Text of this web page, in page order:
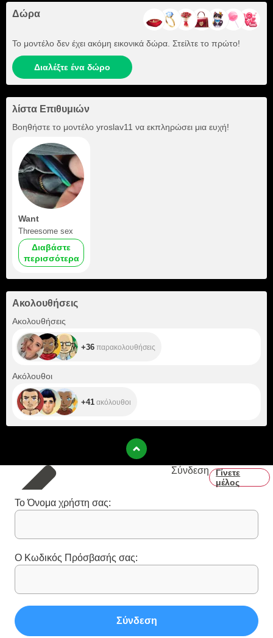
Δώρα
Το μοντέλο δεν έχει ακόμη εικονικά δώρα. Στείλτε το πρώτο!
Διαλέξτε ένα δώρο
λίστα Επιθυμιών
Βοηθήστε το μοντέλο yroslav11 να εκπληρώσει μια ευχή!
Want
Threesome sex
Διαβάστε
περισσότερα
Ακολουθήσεις
Ακολουθήσεις
+36 παρακολουθήσεις
Ακόλουθοι
+41 ακόλουθοι
Σύνδεση
Γίνετε
μέλος
Το Όνομα χρήστη σας:
Ο Κωδικός Πρόσβασής σας:
Σύνδεση